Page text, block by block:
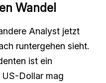
Wandel
Analyst jetzt
runtergehen sieht.
ist ein
Dollar mag